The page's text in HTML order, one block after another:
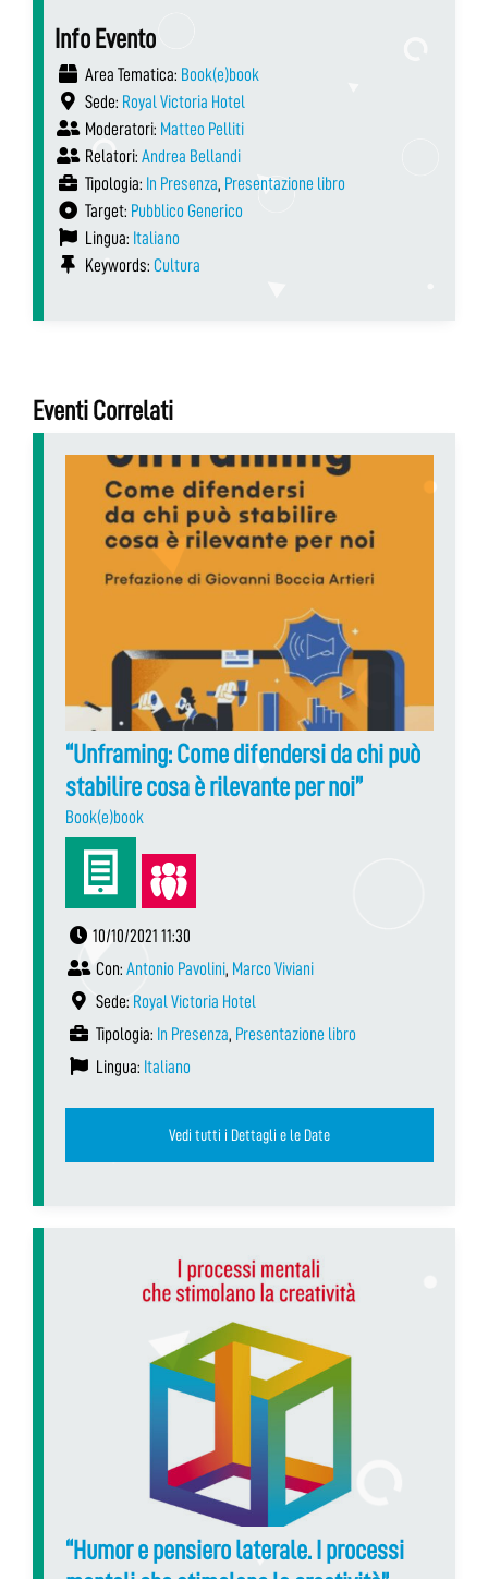
Info Evento
Area Tematica: Book(e)book
Sede: Royal Victoria Hotel
Moderatori: Matteo Pelliti
Relatori: Andrea Bellandi
Tipologia: In Presenza, Presentazione libro
Target: Pubblico Generico
Lingua: Italiano
Keywords: Cultura
Eventi Correlati
“Unframing: Come difendersi da chi può
stabilire cosa è rilevante per noi”
Book(e)book
10/10/2021 11:30
Con: Antonio Pavolini, Marco Viviani
Sede: Royal Victoria Hotel
Tipologia: In Presenza, Presentazione libro
Lingua: Italiano
Vedi tutti i Dettagli e le Date
“Humor e pensiero laterale. I processi